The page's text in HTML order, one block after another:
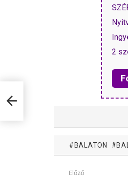
2
BALATON
MutassElőző